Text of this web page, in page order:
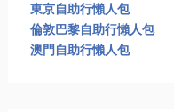
東京自助行懶人包
倫敦巴黎自助行懶人包
澳門自助行懶人包